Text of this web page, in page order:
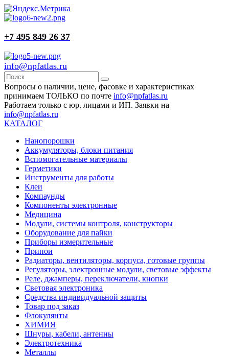
+7 495 849 26 37
info@npfatlas.ru
Вопросы о наличии, цене, фасовке и характеристиках
принимаем ТОЛЬКО по почте info@npfatlas.ru
Работаем только с юр. лицами и ИП. Заявки на
info@npfatlas.ru
КАТАЛОГ
Нанопорошки
Аккумуляторы, блоки питания
Вспомогательные материалы
Герметики
Инструменты для работы
Клеи
Компаунды
Компоненты электронные
Медицина
Модули, системы контроля, конструкторы
Оборудование для пайки
Приборы измерительные
Припои
Радиаторы, вентиляторы, корпуса, готовые группы
Регуляторы, электронные модули, световые эффекты
Реле, джамперы, переключатели, кнопки
Световая электроника
Средства индивидуальной защиты
Товар под заказ
Флокулянты
ХИМИЯ
Шнуры, кабели, антенны
Электротехника
Металлы